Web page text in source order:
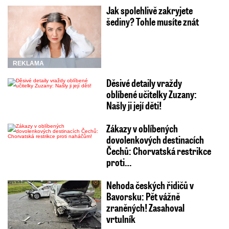
REKLAMA
Jak spolehlivě zakryjete
šediny? Tohle musíte znát
Děsivé detaily vraždy
oblíbené učitelky Zuzany:
Našly ji její děti!
Zákazy v oblíbených
dovolenkových destinacích
Čechů: Chorvatská restrikce
proti…
Nehoda českých řidičů v
Bavorsku: Pět vážně
zraněných! Zasahoval
vrtulník